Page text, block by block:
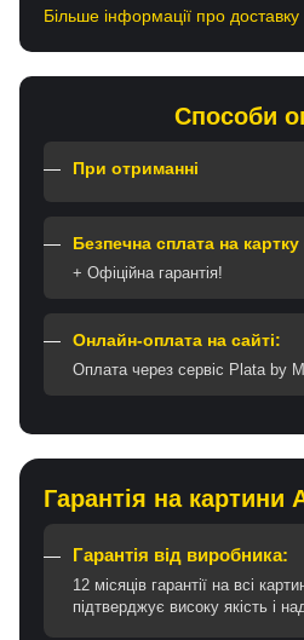
Більше інформації про доставку
Способи
При отриманні
Безпечна сплата на
+ Офіційна гарантія!
Онлайн-оплата на сайті:
Оплата через сервіс Plata by
Гарантія на картини
Гарантія від виробника:
12 місяців гарантії на всі
підтверджує високу якість і